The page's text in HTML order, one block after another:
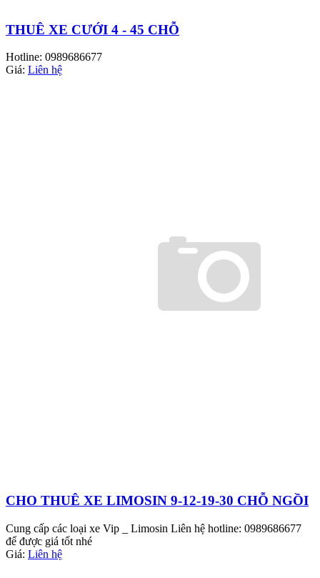
THUÊ XE CƯỚI 4 - 45 CHỖ
Hotline: 0989686677
Giá: Liên hệ
CHO THUÊ XE LIMOSIN 9-12-19-30 CHỖ NGỒI
Cung cấp các loại xe Vip _ Limosin Liên hệ hotline: 0989686677
để được giá tốt nhé
Giá: Liên hệ